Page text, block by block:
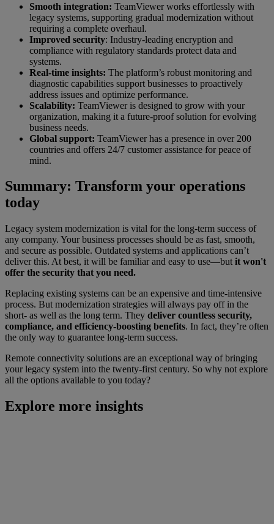
Smooth integration: TeamViewer works effortlessly with
legacy systems, supporting gradual modernization without
requiring a complete overhaul.
Improved security: Industry-leading encryption and
compliance with regulatory standards protect data and
systems.
Real-time insights: The platform’s robust monitoring and
diagnostic capabilities support businesses to proactively
address issues and optimize performance.
Scalability: TeamViewer is designed to grow with your
organization, making it a future-proof solution for evolving
business needs.
Global support: TeamViewer has a presence in over 200
countries and offers 24/7 customer assistance for peace of
mind.
Summary: Transform your operations
today
Legacy system modernization is vital for the long-term success of
any company. Your business processes should be as fast, smooth,
and secure as possible. Outdated systems and applications can’t
deliver this. At best, it will be familiar and easy to use—but it won't
offer the security that you need.
Replacing existing systems can be an expensive and time-intensive
process. But modernization strategies will always pay off in the
short- as well as the long term. They deliver countless security,
compliance, and efficiency-boosting benefits. In fact, they’re often
the only way to guarantee long-term success.
Remote connectivity solutions are an exceptional way of bringing
your legacy system into the twenty-first century. So why not explore
all the options available to you today?
Explore more insights